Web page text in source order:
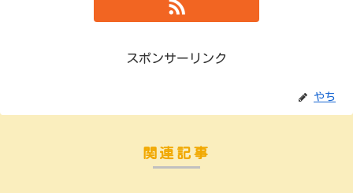
スポンサーリンク
やち
関連記事